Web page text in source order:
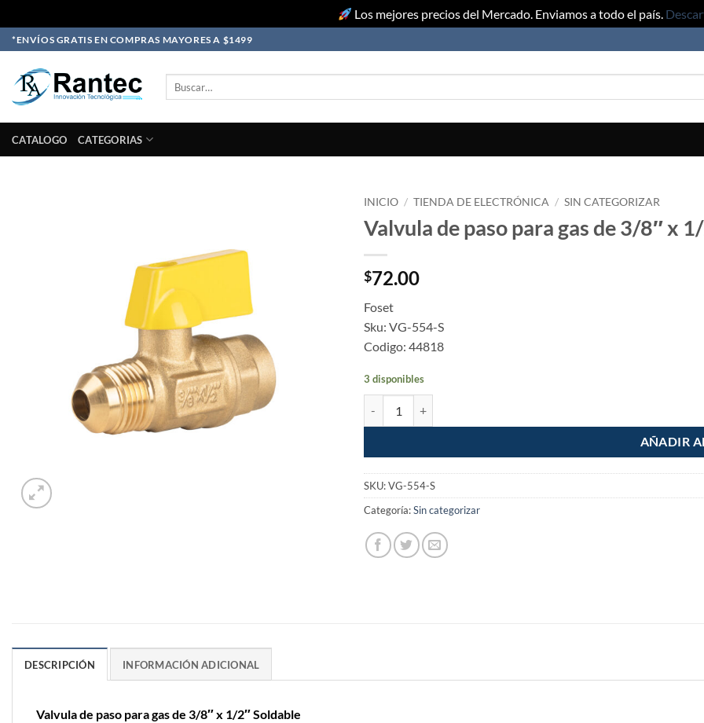
Los mejores precios del Mercado. Enviamos a todo el país.
Skip
to
content
*ENVÍOS GRATIS EN COMPRAS MAYORES A $1499
CATALOGO CATEGORIAS
INICIO / TIENDA DE ELECTRÓNICA / SIN CATEGORIZAR
Valvula de paso para gas de 3/8″ x
$72.00
Foset
Sku: VG-554-S
Codigo: 44818
3 disponibles
AÑADIR
SKU:VG-554-S
Categoría:Sin categorizar
DESCRIPCIÓN INFORMACIÓN ADICIONAL
Valvula de paso para gas de 3/8″ x 1/2″ Soldable